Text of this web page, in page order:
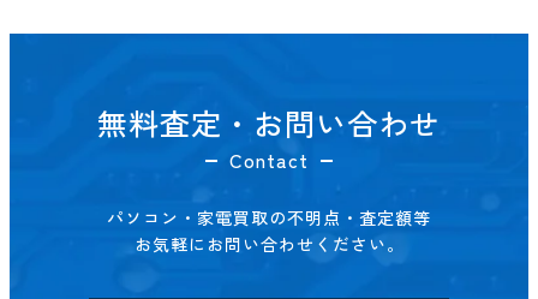
無料査定・お問い合わせ
Contact
パソコン・家電買取の不明点・査定額等
お気軽にお問い合わせください。